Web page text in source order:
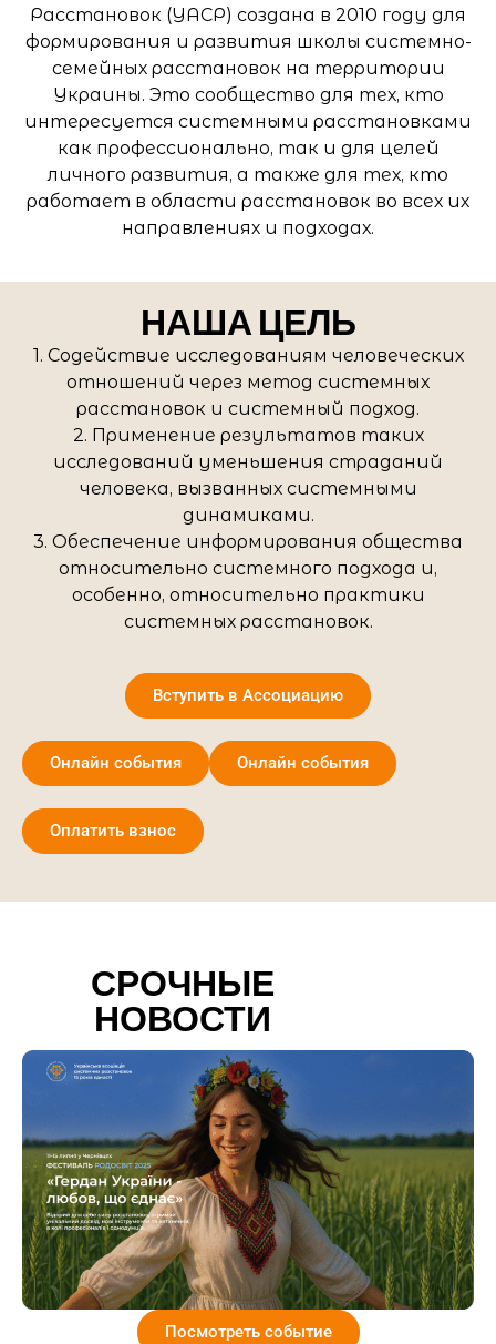
Расстановок (УАСР) создана в 2010 году для
формирования и развития школы системно-
семейных расстановок на территории
Украины. Это сообщество для тех, кто
интересуется системными расстановками
как профессионально, так и для целей
личного развития, а также для тех, кто
работает в области расстановок во всех их
направлениях и подходах.
НАША ЦЕЛЬ
1. Содействие исследованиям человеческих
отношений через метод системных
расстановок и системный подход.
2. Применение результатов таких
исследований уменьшения страданий
человека, вызванных системными
динамиками.
3. Обеспечение информирования общества
относительно системного подхода и,
особенно, относительно практики
системных расстановок.
Вступить в Ассоциацию
Онлайн события Онлайн события
Оплатить взнос
СРОЧНЫЕ
НОВОСТИ
Посмотреть событие